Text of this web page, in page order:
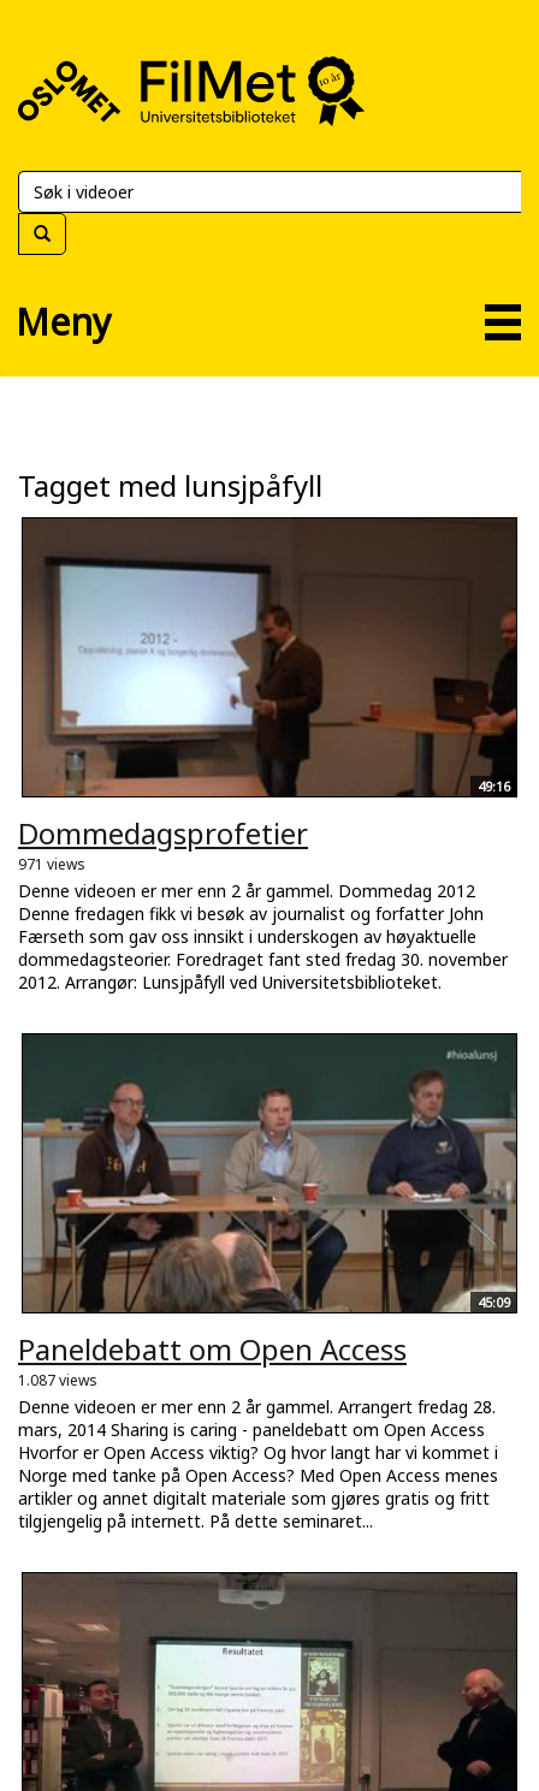
FilMet
Universitetsbiblioteket
Meny
Tagget med lunsjpåfyll
49:16
Dommedagsprofetier
971 views
Denne videoen er mer enn 2 år gammel. Dommedag 2012
Denne fredagen fikk vi besøk av journalist og forfatter John
Færseth som gav oss innsikt i underskogen av høyaktuelle
dommedagsteorier. Foredraget fant sted fredag 30. november
2012. Arrangør: Lunsjpåfyll ved Universitetsbiblioteket.
45:09
Paneldebatt om Open Access
1.087 views
Denne videoen er mer enn 2 år gammel. Arrangert fredag 28.
mars, 2014 Sharing is caring - paneldebatt om Open Access
Hvorfor er Open Access viktig? Og hvor langt har vi kommet i
Norge med tanke på Open Access? Med Open Access menes
artikler og annet digitalt materiale som gjøres gratis og fritt
tilgjengelig på internett. På dette seminaret...